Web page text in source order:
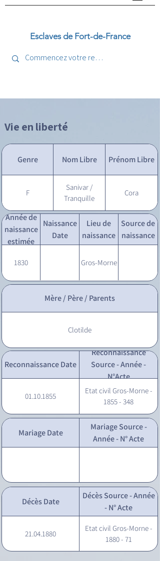
Esclaves de Fort-de-France
Vie en liberté
Genre Nom Libre Prénom Libre
F
Sanivar /
Tranquille
Cora
Année de
naissance
estimée
Naissance
Date
Lieu de
naissance
Source de
naissance
1830 Gros-Morne
Mère / Père / Parents
Clotilde
Reconnaissance Date
Reconnaissance
Source - Année -
N°Acte
01.10.1855
Etat civil Gros-Morne -
1855 - 348
Mariage Date
Mariage Source -
Année - N° Acte
Décès Date
Décès Source - Année
- N° Acte
21.04.1880
Etat civil Gros-Morne -
1880 - 71